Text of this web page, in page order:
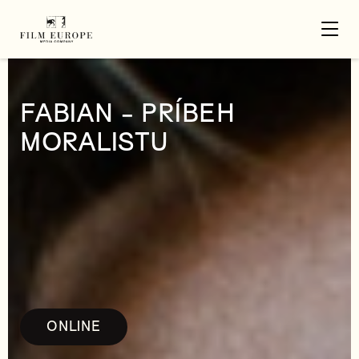
FABIAN - PRÍBEH
MORALISTU
ONLINE